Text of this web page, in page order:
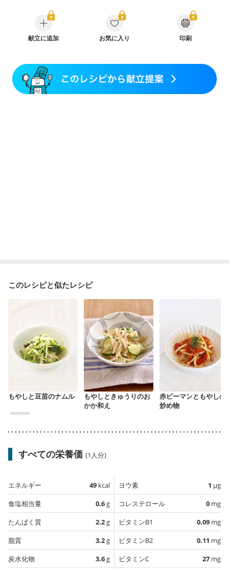
妊婦健診・体重増加が気になる（初期）
妊婦健診・血圧が気になる（初期）
妊婦健診・血糖値が気になる（初期）
妊娠高血圧(中期)
フレイル（年齢に合わせた体作り）
ニキビ・肌荒れ
妊活中 更年期
献立に追加 お気に入り 印刷
このレシピと似たレシピ
もやしと豆苗のナムル
もやしときゅうりのお
かか和え
赤ピーマンともやしの
炒め物
すべての栄養価 (1人分)
エネルギー 49 kcal
食塩相当量
0.6g
たんぱく質
2.2g
脂質
3.2g
炭水化物
3.6g
ヨウ素 1 µg
コレステロール
0 mg
ビタミンB1
0.09 mg
ビタミンB2
0.11 mg
ビタミンC
27 mg